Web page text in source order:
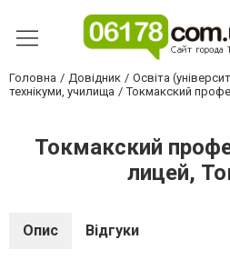
Головна Довідник Освіта
технікуми, училища
Токмакский
Токмакский
лицей,
Опис Відгуки